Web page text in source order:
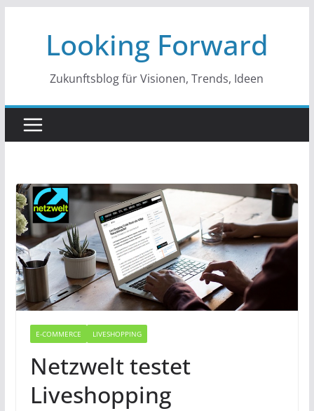
springenLooking Forward
Zukunftsblog für Visionen, Trends, Ideen
E-COMMERCE LIVESHOPPING
Netzwelt testet
Liveshopping